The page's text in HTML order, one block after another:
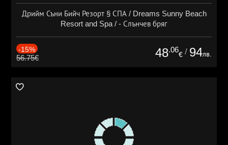
Дрийм Съни Бийч Резорт § СПА / Dreams Sunny Beach
Resort and Spa / - Слънчев бряг
-15%
56.75€ 48.06
€ / 94лв.